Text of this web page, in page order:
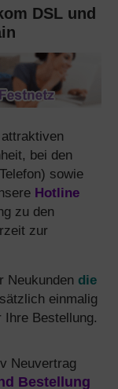
DSL und
bei den
sowie
Hotline
zu den
zur
Neukunden die
einmalig
Ihre Bestellung.
Neuvertrag
Bestellung